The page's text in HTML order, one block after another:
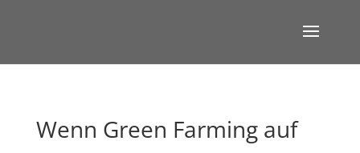
Wenn Green Farming auf